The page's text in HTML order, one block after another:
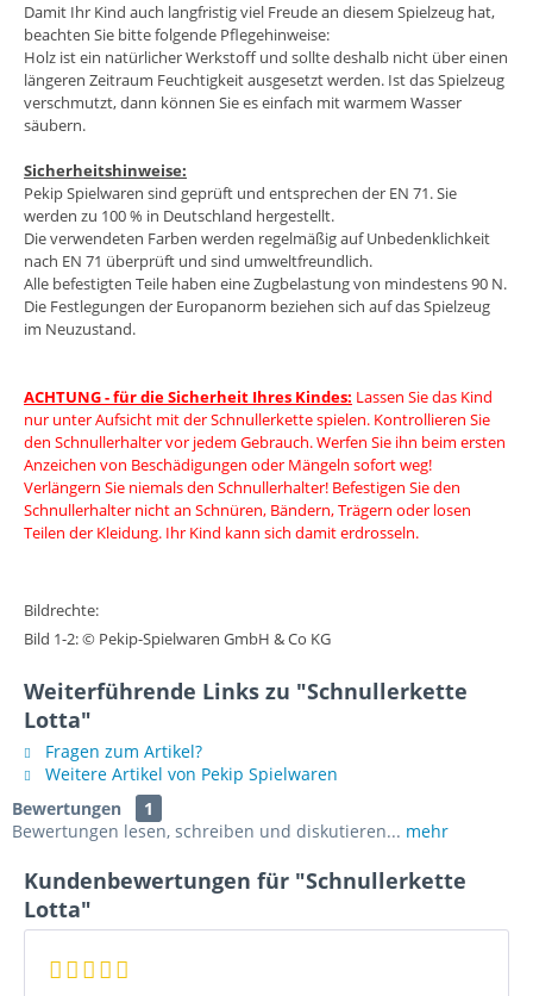
Damit Ihr Kind auch langfristig viel Freude an diesem Spielzeug hat,
beachten Sie bitte folgende Pflegehinweise:
Holz ist ein natürlicher Werkstoff und sollte deshalb nicht über einen
längeren Zeitraum Feuchtigkeit ausgesetzt werden. Ist das Spielzeug
verschmutzt, dann können Sie es einfach mit warmem Wasser
säubern.
Sicherheitshinweise:
Pekip Spielwaren sind geprüft und entsprechen der EN 71. Sie
werden zu 100 % in Deutschland hergestellt.
Die verwendeten Farben werden regelmäßig auf Unbedenklichkeit
nach EN 71 überprüft und sind umweltfreundlich.
Alle befestigten Teile haben eine Zugbelastung von mindestens 90 N.
Die Festlegungen der Europanorm beziehen sich auf das Spielzeug
im Neuzustand.
ACHTUNG - für die Sicherheit Ihres Kindes: Lassen Sie das Kind
nur unter Aufsicht mit der Schnullerkette spielen. Kontrollieren Sie
den Schnullerhalter vor jedem Gebrauch. Werfen Sie ihn beim ersten
Anzeichen von Beschädigungen oder Mängeln sofort weg!
Verlängern Sie niemals den Schnullerhalter! Befestigen Sie den
Schnullerhalter nicht an Schnüren, Bändern, Trägern oder losen
Teilen der Kleidung. Ihr Kind kann sich damit erdrosseln.
Bildrechte:
Bild 1-2: © Pekip-Spielwaren GmbH & Co KG
Weiterführende Links zu "Schnullerkette
Lotta"
Fragen zum Artikel?
Weitere Artikel von Pekip Spielwaren
Bewertungen
1
Bewertungen lesen, schreiben und diskutieren... mehr
Kundenbewertungen für "Schnullerkette
Lotta"